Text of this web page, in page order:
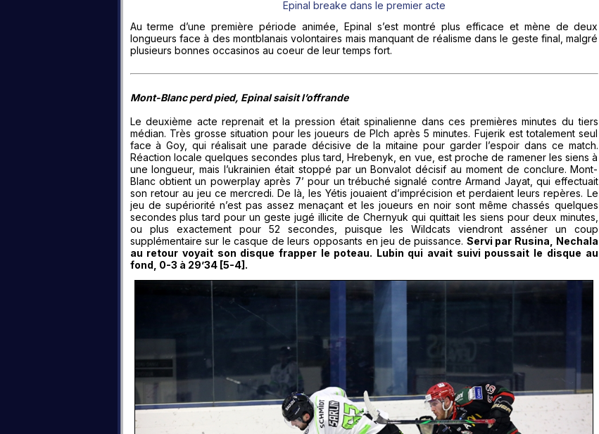
Epinal breake dans le premier acte
Au terme d’une première période animée, Epinal s’est montré plus efficace et mène de deux
longueurs face à des montblanais volontaires mais manquant de réalisme dans le geste final, malgré
plusieurs bonnes occasinos au coeur de leur temps fort.
Mont-Blanc perd pied, Epinal saisit l’offrande
Le deuxième acte reprenait et la pression était spinalienne dans ces premières minutes du tiers
médian. Très grosse situation pour les joueurs de Plch après 5 minutes. Fujerik est totalement seul
face à Goy, qui réalisait une parade décisive de la mitaine pour garder l’espoir dans ce match.
Réaction locale quelques secondes plus tard, Hrebenyk, en vue, est proche de ramener les siens à
une longueur, mais l’ukrainien était stoppé par un Bonvalot décisif au moment de conclure. Mont-
Blanc obtient un powerplay après 7’ pour un trébuché signalé contre Armand Jayat, qui effectuait
son retour au jeu ce mercredi. De là, les Yétis jouaient d’imprécision et perdaient leurs repères. Le
jeu de supériorité n’est pas assez menaçant et les joueurs en noir sont même chassés quelques
secondes plus tard pour un geste jugé illicite de Chernyuk qui quittait les siens pour deux minutes,
ou plus exactement pour 52 secondes, puisque les Wildcats viendront asséner un coup
supplémentaire sur le casque de leurs opposants en jeu de puissance. Servi par Rusina, Nechala
au retour voyait son disque frapper le poteau. Lubin qui avait suivi poussait le disque au
fond, 0-3 à 29’34 [5-4].